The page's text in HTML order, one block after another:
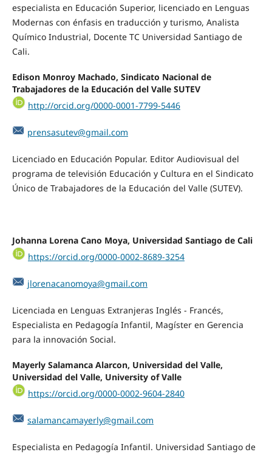
especialista en Educación Superior, licenciado en Lenguas
Modernas con énfasis en traducción y turismo, Analista
Químico Industrial, Docente TC Universidad Santiago de
Cali.
Edison Monroy Machado, Sindicato Nacional de
Trabajadores de la Educación del Valle SUTEV
http://orcid.org/0000-0001-7799-5446
prensasutev@gmail.com
Licenciado en Educación Popular. Editor Audiovisual del
programa de televisión Educación y Cultura en el Sindicato
Único de Trabajadores de la Educación del Valle (SUTEV).
Johanna Lorena Cano Moya, Universidad Santiago de Cali
https://orcid.org/0000-0002-8689-3254
jlorenacanomoya@gmail.com
Licenciada en Lenguas Extranjeras Inglés - Francés,
Especialista en Pedagogía Infantil, Magíster en Gerencia
para la innovación Social.
Mayerly Salamanca Alarcon, Universidad del Valle,
Universidad del Valle, University of Valle
https://orcid.org/0000-0002-9604-2840
salamancamayerly@gmail.com
Especialista en Pedagogía Infantil. Universidad Santiago de